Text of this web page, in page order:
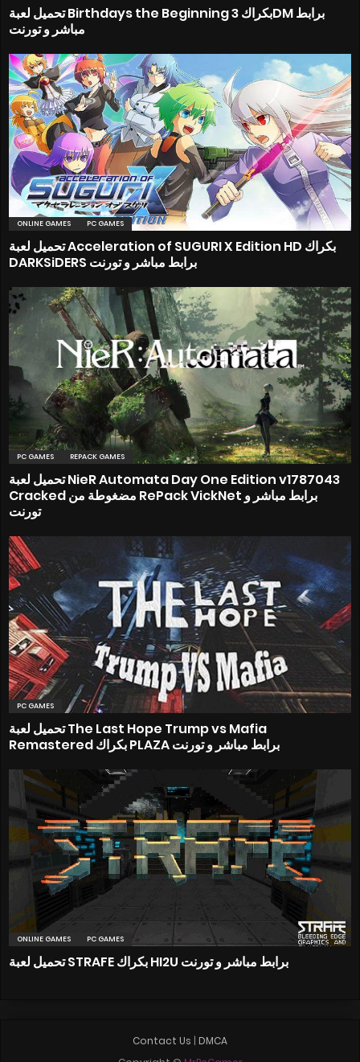
تحميل لعبة Birthdays the Beginning بكراك 3DM برابط
مباشر و تورنت
ONLINE GAMES PC GAMES
تحميل لعبة Acceleration of SUGURI X Edition HD بكراك
DARKSiDERS برابط مباشر و تورنت
PC GAMES REPACK GAMES
تحميل لعبة NieR Automata Day One Edition v1787043
Cracked مضغوطة من RePack VickNet برابط مباشر و
تورنت
PC GAMES
تحميل لعبة The Last Hope Trump vs Mafia
Remastered بكراك PLAZA برابط مباشر و تورنت
ONLINE GAMES PC GAMES
تحميل لعبة STRAFE بكراك HI2U برابط مباشر و تورنت
Contact Us | DMCA